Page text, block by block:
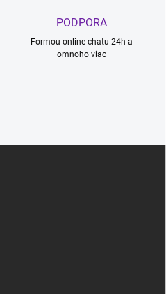
PODPORA
Formou online chatu 24h a
omnoho viac